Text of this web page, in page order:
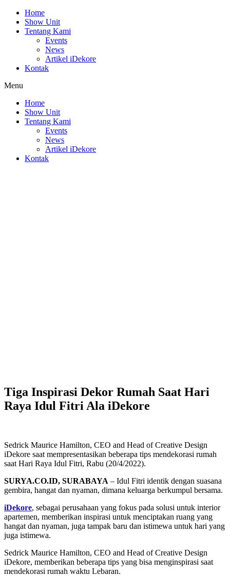
Home
Show Unit
Tentang Kami
Events
News
Artikel iDekore
Kontak
Menu
Home
Show Unit
Tentang Kami
Events
News
Artikel iDekore
Kontak
Tiga Inspirasi Dekor Rumah Saat Hari
Raya Idul Fitri Ala iDekore
Sedrick Maurice Hamilton, CEO and Head of Creative Design
iDekore saat mempresentasikan beberapa tips mendekorasi rumah
saat Hari Raya Idul Fitri, Rabu (20/4/2022).
SURYA.CO.ID, SURABAYA – Idul Fitri identik dengan suasana
gembira, hangat dan nyaman, dimana keluarga berkumpul bersama.
iDekore, sebagai perusahaan yang fokus pada solusi untuk interior
apartemen, memberikan inspirasi untuk menciptakan ruang yang
hangat dan nyaman, juga tampak baru dan istimewa untuk hari yang
juga istimewa.
Sedrick Maurice Hamilton, CEO and Head of Creative Design
iDekore, memberikan beberapa tips yang bisa menginspirasi saat
mendekorasi rumah waktu Lebaran.